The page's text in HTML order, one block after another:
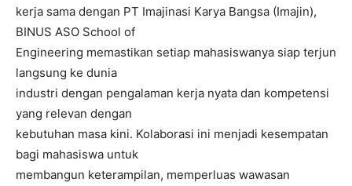
kerja sama dengan PT Imajinasi Karya Bangsa (Imajin),
BINUS ASO School of
Engineering memastikan setiap mahasiswanya siap terjun
langsung ke dunia
industri dengan pengalaman kerja nyata dan kompetensi
yang relevan dengan
kebutuhan masa kini. Kolaborasi ini menjadi kesempatan
bagi mahasiswa untuk
membangun keterampilan, memperluas wawasan